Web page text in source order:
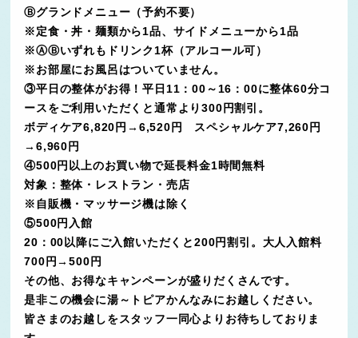
Ⓑグランドメニュー（予約不要）
※定食・丼・麺類から1品、サイドメニューから1品
※ⒶⒷいずれもドリンク1杯（アルコール可）
※お部屋にお風呂はついていません。
③平日の整体がお得！平日11：00～16：00に整体60分コ
ースをご利用いただくと通常より300円割引。
ボディケア6,820円→6,520円 スペシャルケア7,260円
→6,960円
④500円以上のお買い物で延長料金1時間無料
対象：整体・レストラン・売店
※自販機・マッサージ機は除く
⑤500円入館
20：00以降にご入館いただくと200円割引。大人入館料
700円→500円
その他、お得なキャンペーンが盛りだくさんです。
是非この機会に湯～トピアかんなみにお越しください。
皆さまのお越しをスタッフ一同心よりお待ちしておりま